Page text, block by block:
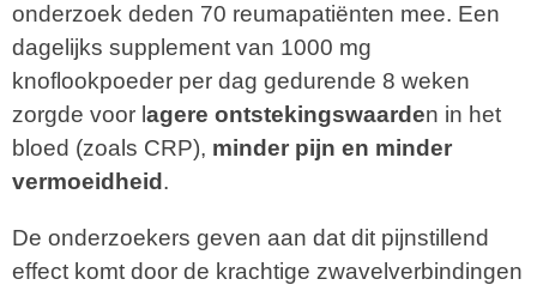
onderzoek deden 70 reumapatiënten mee. Een
dagelijks supplement van 1000 mg
knoflookpoeder per dag gedurende 8 weken
zorgde voor l agere ontstekingswaarden in het
bloed (zoals CRP), minder pijn en minder
vermoeidheid .
De onderzoekers geven aan dat dit pijnstillend
effect komt door de krachtige zwavelverbindingen